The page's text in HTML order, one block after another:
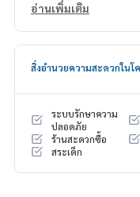
* ตู้เสื้อผ้า
* โต๊ะเครื่องแป้ง + เก้าอี้
* โต๊ะทานข้าว 2 ที่นั่ง
* ผ้าม่าน
* เตียง + ที่นอน 5 ฟุต
* ชุดครัวบิ้วอิน
อ่านเพิ่มเติม
สิ่งอำนวยความสะดวกในโ
ระบบรักษาความ
ปลอดภัย
ร้านสะดวกซื้อ
สระเด็ก